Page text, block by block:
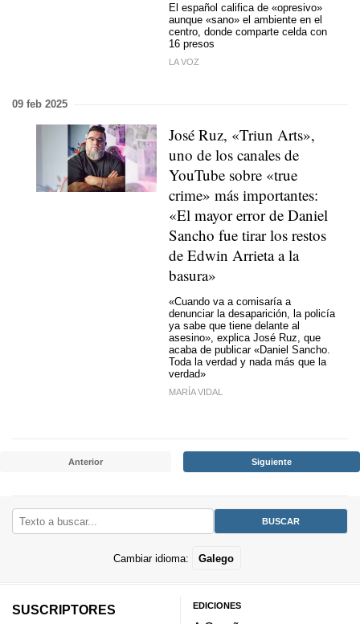
El español califica de «opresivo»
aunque «sano» el ambiente en el
centro, donde comparte celda con
16 presos
LA VOZ
09 feb 2025
José Ruz, «Triun Arts»,
uno de los canales de
YouTube sobre «true
crime» más importantes:
«El mayor error de Daniel
Sancho fue tirar los restos
de Edwin Arrieta a la
basura»
«Cuando va a comisaría a
denunciar la desaparición, la policía
ya sabe que tiene delante al
asesino», explica José Ruz, que
acaba de publicar «Daniel Sancho.
Toda la verdad y nada más que la
verdad»
MARÍA VIDAL
Anterior Siguiente
Cambiar idioma: Galego
SUSCRIPTORES EDICIONES